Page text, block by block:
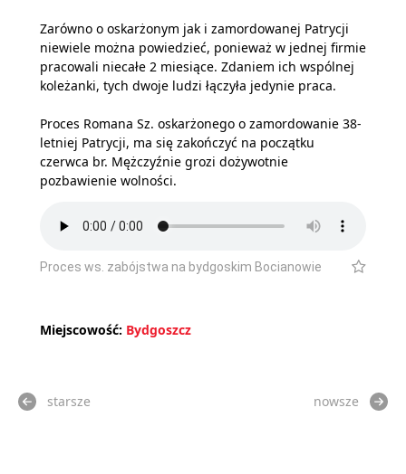
Zarówno o oskarżonym jak i zamordowanej Patrycji
niewiele można powiedzieć, ponieważ w jednej firmie
pracowali niecałe 2 miesiące. Zdaniem ich wspólnej
koleżanki, tych dwoje ludzi łączyła jedynie praca.
Proces Romana Sz. oskarżonego o zamordowanie 38-
letniej Patrycji, ma się zakończyć na początku
czerwca br. Mężczyźnie grozi dożywotnie
pozbawienie wolności.
Proces ws. zabójstwa na bydgoskim Bocianowie
Miejscowość: Bydgoszcz
starsze nowsze